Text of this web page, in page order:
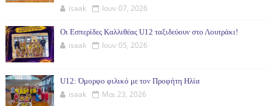
isaak Ιουν 07, 2026
Οι Εσπερίδες Καλλιθέας U12 ταξιδεύουν στο Λουτράκι!
isaak Ιουν 05, 2026
U12: Όμορφο φιλικό με τον Προφήτη Ηλία
isaak Μαι 23, 2026